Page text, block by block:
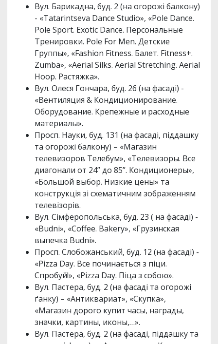
Вул. Барикадна, буд. 2 (на огорожі балкону)
- «Tatarintseva Dance Studio», «Pole Dance.
Pole Sport. Exotic Dance. Персональные
Тренировки. Pole For Men. Детские
Группы», «Fashion Fitness. Балет. Fitness+.
Zumba», «Aerial Silks. Aerial Stretching. Aerial
Hoop. Растяжка».
Вул. Олеся Гончара, буд. 26 (на фасаді) -
«Вентиляция & Кондиционирование.
Оборудование. Крепежные и расходные
материалы».
Просп. Науки, буд. 131 (на фасаді, піддашку
та огорожі балкону) – «Магазин
телевизоров Телебум», «Телевизоры. Все
диагонали от 24” до 85”. Кондиционеры»,
«Большой выбор. Низкие цены» та
конструкція зі схематичним зображенням
телевізорів.
Вул. Сімферопольська, буд. 23 ( на фасаді) -
«Budni», «Coffee. Bakery», «Грузинская
выпечка Budni».
Просп. Слобожанський, буд. 12 (на фасаді) -
«Pizza Day. Все починається з піци.
Спробуй!», «Pizza Day. Піца з собою».
Вул. Пастера, буд. 2 (на фасаді та огорожі
ґанку) – «Антиквариат», «Скупка»,
«Магазин дорого купит часы, награды,
значки, картины, иконы,…».
Вул. Пастера, буд. 2 (на фасаді, піддашку та